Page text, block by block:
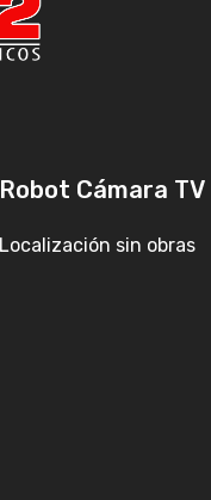
Robot Cámara TV
Localización sin obras